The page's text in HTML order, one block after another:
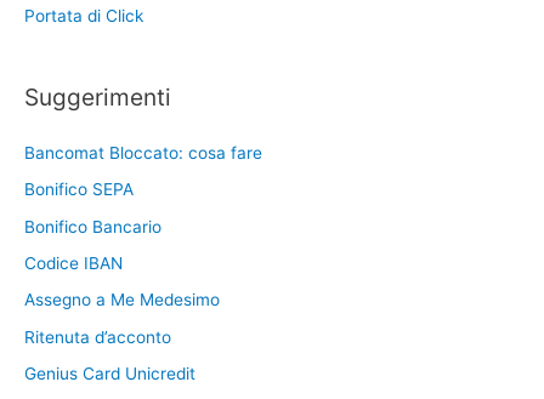
Portata di Click
Suggerimenti
Bancomat Bloccato: cosa fare
Bonifico SEPA
Bonifico Bancario
Codice IBAN
Assegno a Me Medesimo
Ritenuta d’acconto
Genius Card Unicredit